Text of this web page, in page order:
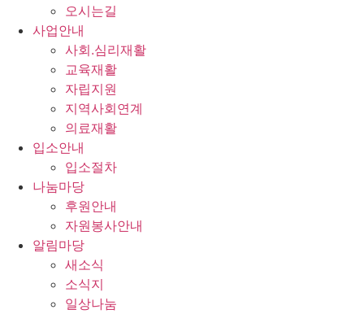
오시는길
사업안내
사회.심리재활
교육재활
자립지원
지역사회연계
의료재활
입소안내
입소절차
나눔마당
후원안내
자원봉사안내
알림마당
새소식
소식지
일상나눔